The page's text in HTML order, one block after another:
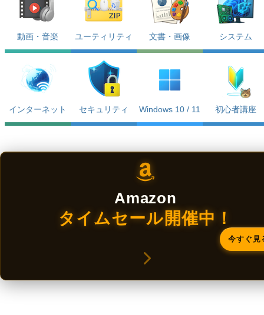
動画・音楽 ユーティリティ 文書・画像 システム
インターネット セキュリティ Windows 10 / 11 初心者講座
Amazon
タイムセール開催中！
今すぐ見